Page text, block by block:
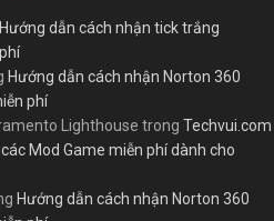
Hướng dẫn cách nhận tick trắng
Hướng dẫn cách nhận Norton 360
phí
Lighthouse trong Techvui.com
Mod Game miễn phí dành cho
Hướng dẫn cách nhận Norton 360